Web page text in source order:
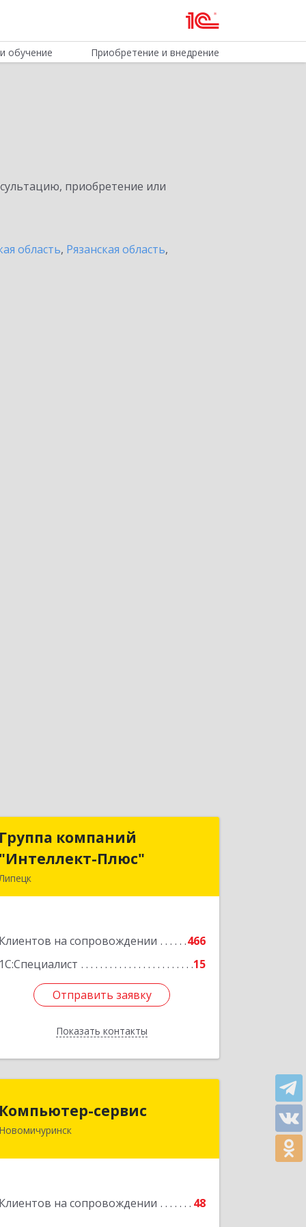
обучение Приобретение и внедрение
приобретение или
область, Рязанская область,
Группа компаний
"Интеллект-Плюс"
Клиентов на сопровождении
466
1С:Специалист
15
Отправить заявку
Показать контакты
Группа компаний
"Интеллект-Плюс"
Подробнее
Отправить заявку
Назад
Компьютер-сервис
Новомичуринск
Клиентов на сопровождении 48
391160, Рязанская обл, Пронский р-н,
Подробнее